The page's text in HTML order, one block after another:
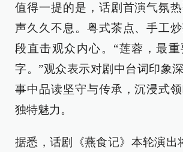
值得一提的是，话剧首演气氛
声久久不息。粤式茶点、手工
段直击观众内心。“莲蓉，最
字。”观众表示对剧中台词印象
事中品读坚守与传承，沉浸式
独特魅力。
据悉，话剧《燕食记》本轮演出